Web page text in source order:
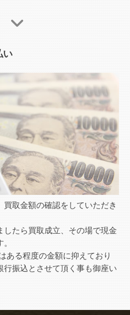
い
取金額の確認をしていただき
したら買取成立、その場で現金
ある程度の金額に抑えており
行振込とさせて頂く事も御座い